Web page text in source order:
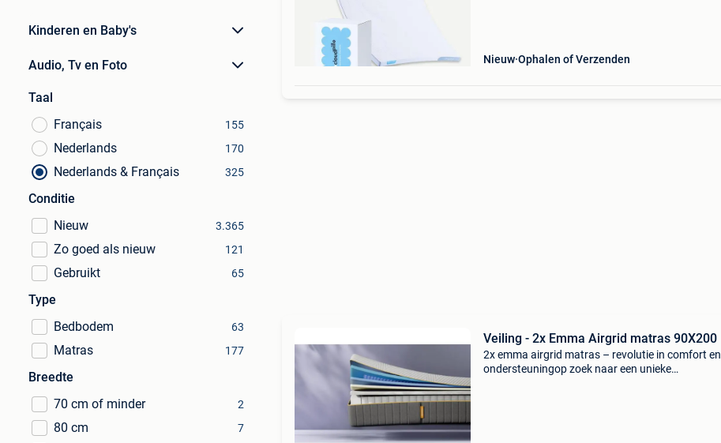
Kinderen en Baby's
Audio, Tv en Foto
Taal
Français
155
Nederlands 170
Nederlands & Français 325
Conditie
Nieuw
3.365
Zo goed als nieuw 121
Gebruikt 65
Type
Bedbodem
63
Matras 177
Breedte
70 cm of minder
2
80 cm 7
Nieuw Ophalen of Verzenden
Veiling - 2x Emma Airgrid matras 90X200
2x emma airgrid matras – revolutie in comfort en
ondersteuningop zoek naar een unieke